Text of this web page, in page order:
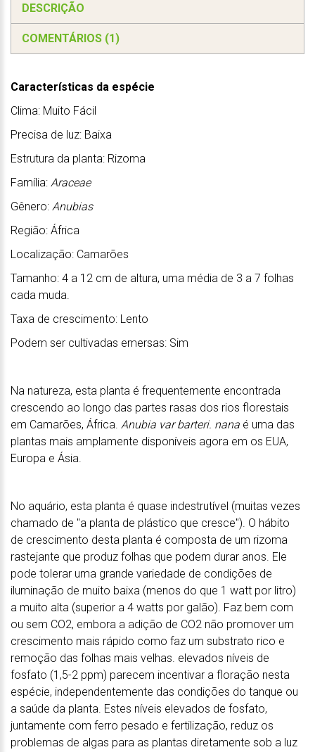
DESCRIÇÃO
COMENTÁRIOS (1)
Características da espécie
Clima: Muito Fácil
Precisa de luz: Baixa
Estrutura da planta: Rizoma
Família: Araceae
Gênero: Anubias
Região: África
Localização: Camarões
Tamanho: 4 a 12 cm de altura, uma média de 3 a 7 folhas
cada muda.
Taxa de crescimento: Lento
Podem ser cultivadas emersas: Sim
Na natureza, esta planta é frequentemente encontrada
crescendo ao longo das partes rasas dos rios florestais
em Camarões, África. Anubia var barteri. nana é uma das
plantas mais amplamente disponíveis agora em os EUA,
Europa e Ásia.
No aquário, esta planta é quase indestrutível (muitas vezes
chamado de "a planta de plástico que cresce"). O hábito
de crescimento desta planta é composta de um rizoma
rastejante que produz folhas que podem durar anos. Ele
pode tolerar uma grande variedade de condições de
iluminação de muito baixa (menos do que 1 watt por litro)
a muito alta (superior a 4 watts por galão). Faz bem com
ou sem CO2, embora a adição de CO2 não promover um
crescimento mais rápido como faz um substrato rico e
remoção das folhas mais velhas. elevados níveis de
fosfato (1,5-2 ppm) parecem incentivar a floração nesta
espécie, independentemente das condições do tanque ou
a saúde da planta. Estes níveis elevados de fosfato,
juntamente com ferro pesado e fertilização, reduz os
problemas de algas para as plantas diretamente sob a luz